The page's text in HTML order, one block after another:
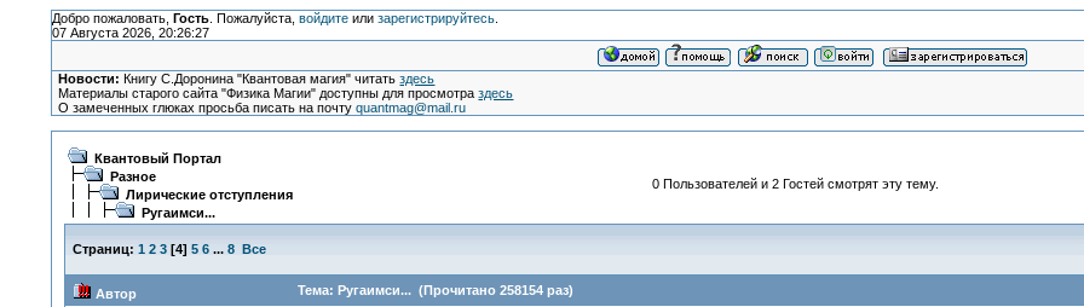
Добро пожаловать, Гость. Пожалуйста, войдитеили зарегистрируйтесь.
07 Августа 2026, 20:26:27
Новости: Книгу С.Доронина "Квантовая магия" читатьздесь
Материалы старого сайта "Физика Магии" доступны для просмотраздесь
О замеченных глюках просьба писать на почтуquantmag@mail.ru
Квантовый Портал
Разное
Лирические отступления
Ругаимси...
0 Пользователей и 2 Гостей смотрят эту тему.
Страниц: 1 2 3[4] 5 6 ... 8 Все
Автор Тема: Ругаимси... (Прочитано 258154 раз)